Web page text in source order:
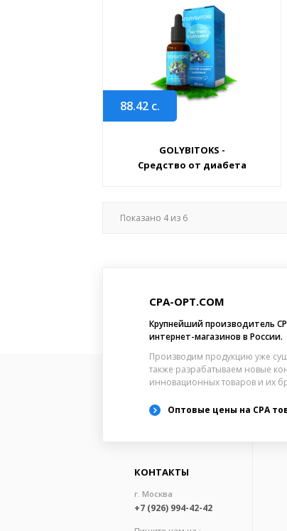
88.42 с.
GOLYBITOKS -
Средство от диабета
Показано 4из 6
CPA-OPT.COM
Крупнейший производитель
интернет-магазинов в России.
Производим продукцию уже
также разрабатываем новые
инновационных товаров и их
Оптовые цены на CPA
КОНТАКТЫ
г. Москва
+7 (926) 994-42-42